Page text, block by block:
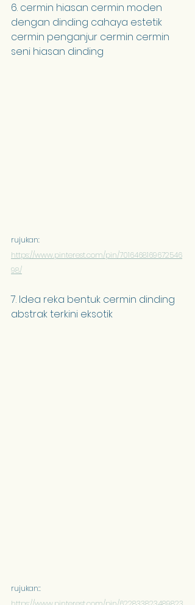
6. cermin hiasan cermin moden
dengan dinding cahaya estetik
cermin penganjur cermin cermin
seni hiasan dinding
rujukan:
https://www.pinterest.com/pin/7016468169672546
98/
7. Idea reka bentuk cermin dinding
abstrak terkini eksotik
rujukan::